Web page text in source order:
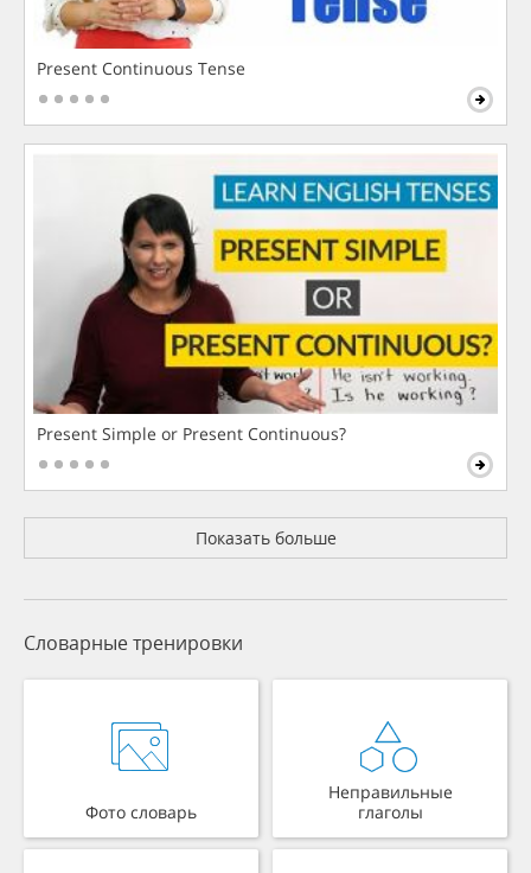
Present Continuous Tense
Present Simple or Present Continuous?
Показать больше
Словарные тренировки
Фото словарь
Неправильные
глаголы